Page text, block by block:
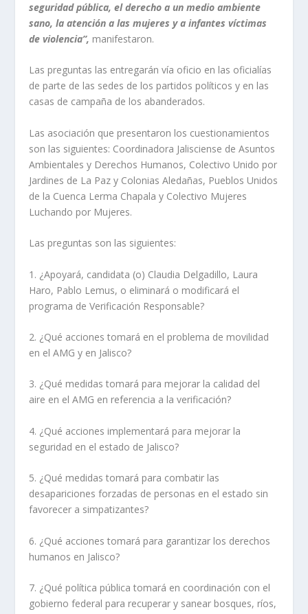
seguridad pública, el derecho a un medio ambiente
sano, la atención a las mujeres y a infantes víctimas
de violencia”, manifestaron.
Las preguntas las entregarán vía oficio en las oficialías
de parte de las sedes de los partidos políticos y en las
casas de campaña de los abanderados.
Las asociación que presentaron los cuestionamientos
son las siguientes: Coordinadora Jalisciense de Asuntos
Ambientales y Derechos Humanos, Colectivo Unido por
Jardines de La Paz y Colonias Aledañas, Pueblos Unidos
de la Cuenca Lerma Chapala y Colectivo Mujeres
Luchando por Mujeres.
Las preguntas son las siguientes:
1. ¿Apoyará, candidata (o) Claudia Delgadillo, Laura
Haro, Pablo Lemus, o eliminará o modificará el
programa de Verificación Responsable?
2. ¿Qué acciones tomará en el problema de movilidad
en el AMG y en Jalisco?
3. ¿Qué medidas tomará para mejorar la calidad del
aire en el AMG en referencia a la verificación?
4. ¿Qué acciones implementará para mejorar la
seguridad en el estado de Jalisco?
5. ¿Qué medidas tomará para combatir las
desapariciones forzadas de personas en el estado sin
favorecer a simpatizantes?
6. ¿Qué acciones tomará para garantizar los derechos
humanos en Jalisco?
7. ¿Qué política pública tomará en coordinación con el
gobierno federal para recuperar y sanear bosques, ríos,